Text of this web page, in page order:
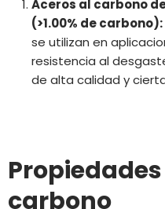
Aceros al carbono
(>1.00% de carbono):
se utilizan en
resistencia al
de alta calidad y
carbono